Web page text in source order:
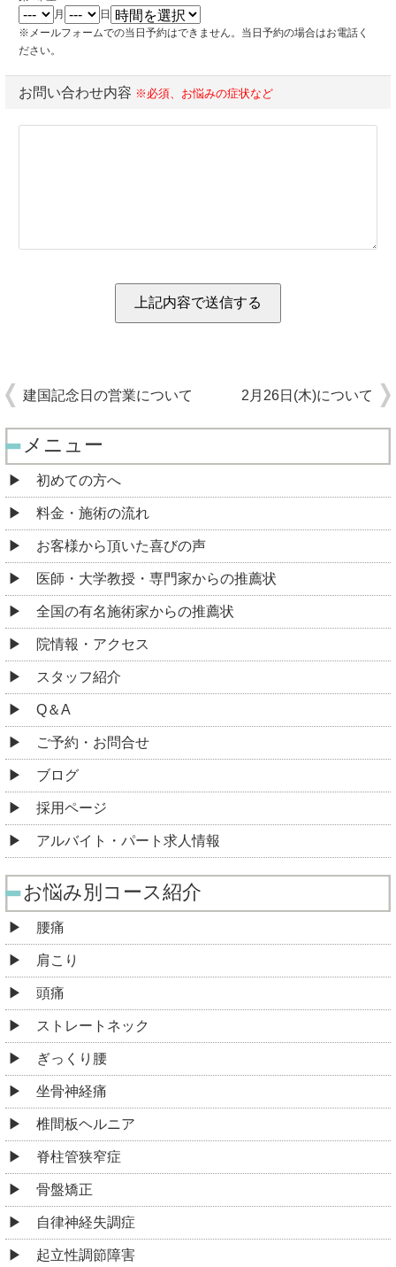
月
日
※メールフォームでの当日予約はできません。当日予約の場合はお電話く
ださい。
お問い合わせ内容 ※必須、お悩みの症状など
建国記念日の営業について 2月26日(木)について
メニュー
初めての方へ
料金・施術の流れ
お客様から頂いた喜びの声
医師・大学教授・専門家からの推薦状
全国の有名施術家からの推薦状
院情報・アクセス
スタッフ紹介
Q＆A
ご予約・お問合せ
ブログ
採用ページ
アルバイト・パート求人情報
お悩み別コース紹介
腰痛
肩こり
頭痛
ストレートネック
ぎっくり腰
坐骨神経痛
椎間板ヘルニア
脊柱管狭窄症
骨盤矯正
自律神経失調症
起立性調節障害